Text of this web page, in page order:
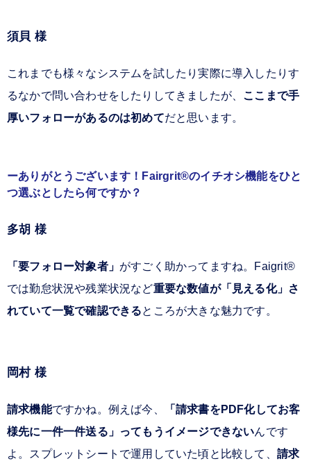
須貝 様
これまでも様々なシステムを試したり実際に導入したりす
るなかで問い合わせをしたりしてきましたが、 ここまで手
厚いフォローがあるのは初めてだと思います。
ありがとうございます！Fairgrit®のイチオシ機能をひと
つ選ぶとしたら何ですか？
多胡 様
「要フォロー対象者」 がすごく助かってますね。Faigrit®
では勤怠状況や残業状況など重要な数値が「見える化」さ
れていて一覧で確認できるところが大きな魅力です。
岡村 様
請求機能ですかね。例えば今、
「請求書をPDF化してお客
様先に一件一件送る」ってもうイメージできないんです
よ。スプレットシートで運用していた頃と比較して、 請求